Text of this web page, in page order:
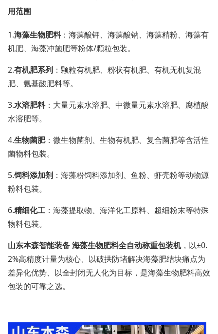
用范围
1.海藻生物肥料：海藻酸钾、海藻酸钠、海藻精粉、海藻有
机肥、海藻冲施肥等粉体/颗粒包装。
2.有机肥系列 ：颗粒有机肥、粉状有机肥、有机无机复混
肥、氨基酸肥料等。
3.水溶肥料：大量元素水溶肥、中微量元素水溶肥、腐植酸
水溶肥等。
4.生物菌肥：微生物菌剂、生物有机肥、复合菌肥等含活性
菌物料包装。
5.饲料添加剂 ：海藻粉饲料添加剂、鱼粉、虾壳粉等动物源
粉料包装。
6.精细化工 ：海藻提取物、海洋化工原料、超细粉末等特殊
物料包装。
山东本森智能装备海藻生物肥料全自动称重包装机，以±0.
2%高精度计量为核心、以破拱防堵解决海藻肥结块痛点为
差异化优势、以全封闭无人化为目标，是海藻生物肥料高效
包装的可靠之选。